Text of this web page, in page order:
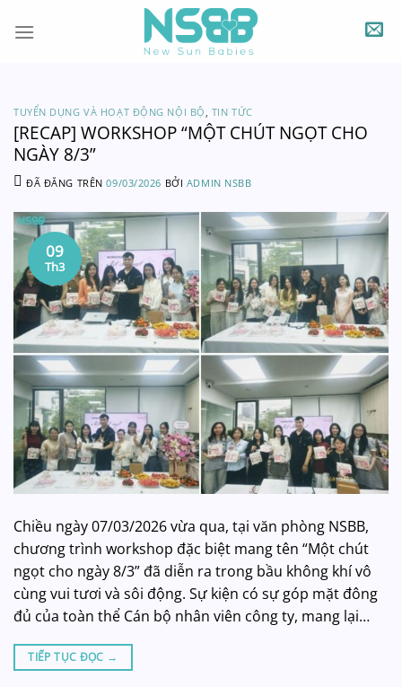
đến
TUYỂN DỤNG VÀ HOẠT ĐỘNG NỘI BỘ , TIN TỨC
[RECAP] WORKSHOP “MỘT CHÚT NGỌT CHO
NGÀY 8/3”
ĐÃ ĐĂNG TRÊN09/03/2026 BỞI ADMIN NSBB
09
Th3
Chiều ngày 07/03/2026 vừa qua, tại văn phòng NSBB,
chương trình workshop đặc biệt mang tên “Một chút
ngọt cho ngày 8/3” đã diễn ra trong bầu không khí vô
cùng vui tươi và sôi động. Sự kiện có sự góp mặt đông
đủ của toàn thể Cán bộ nhân viên công ty, mang lại…
TIẾP TỤC ĐỌC →